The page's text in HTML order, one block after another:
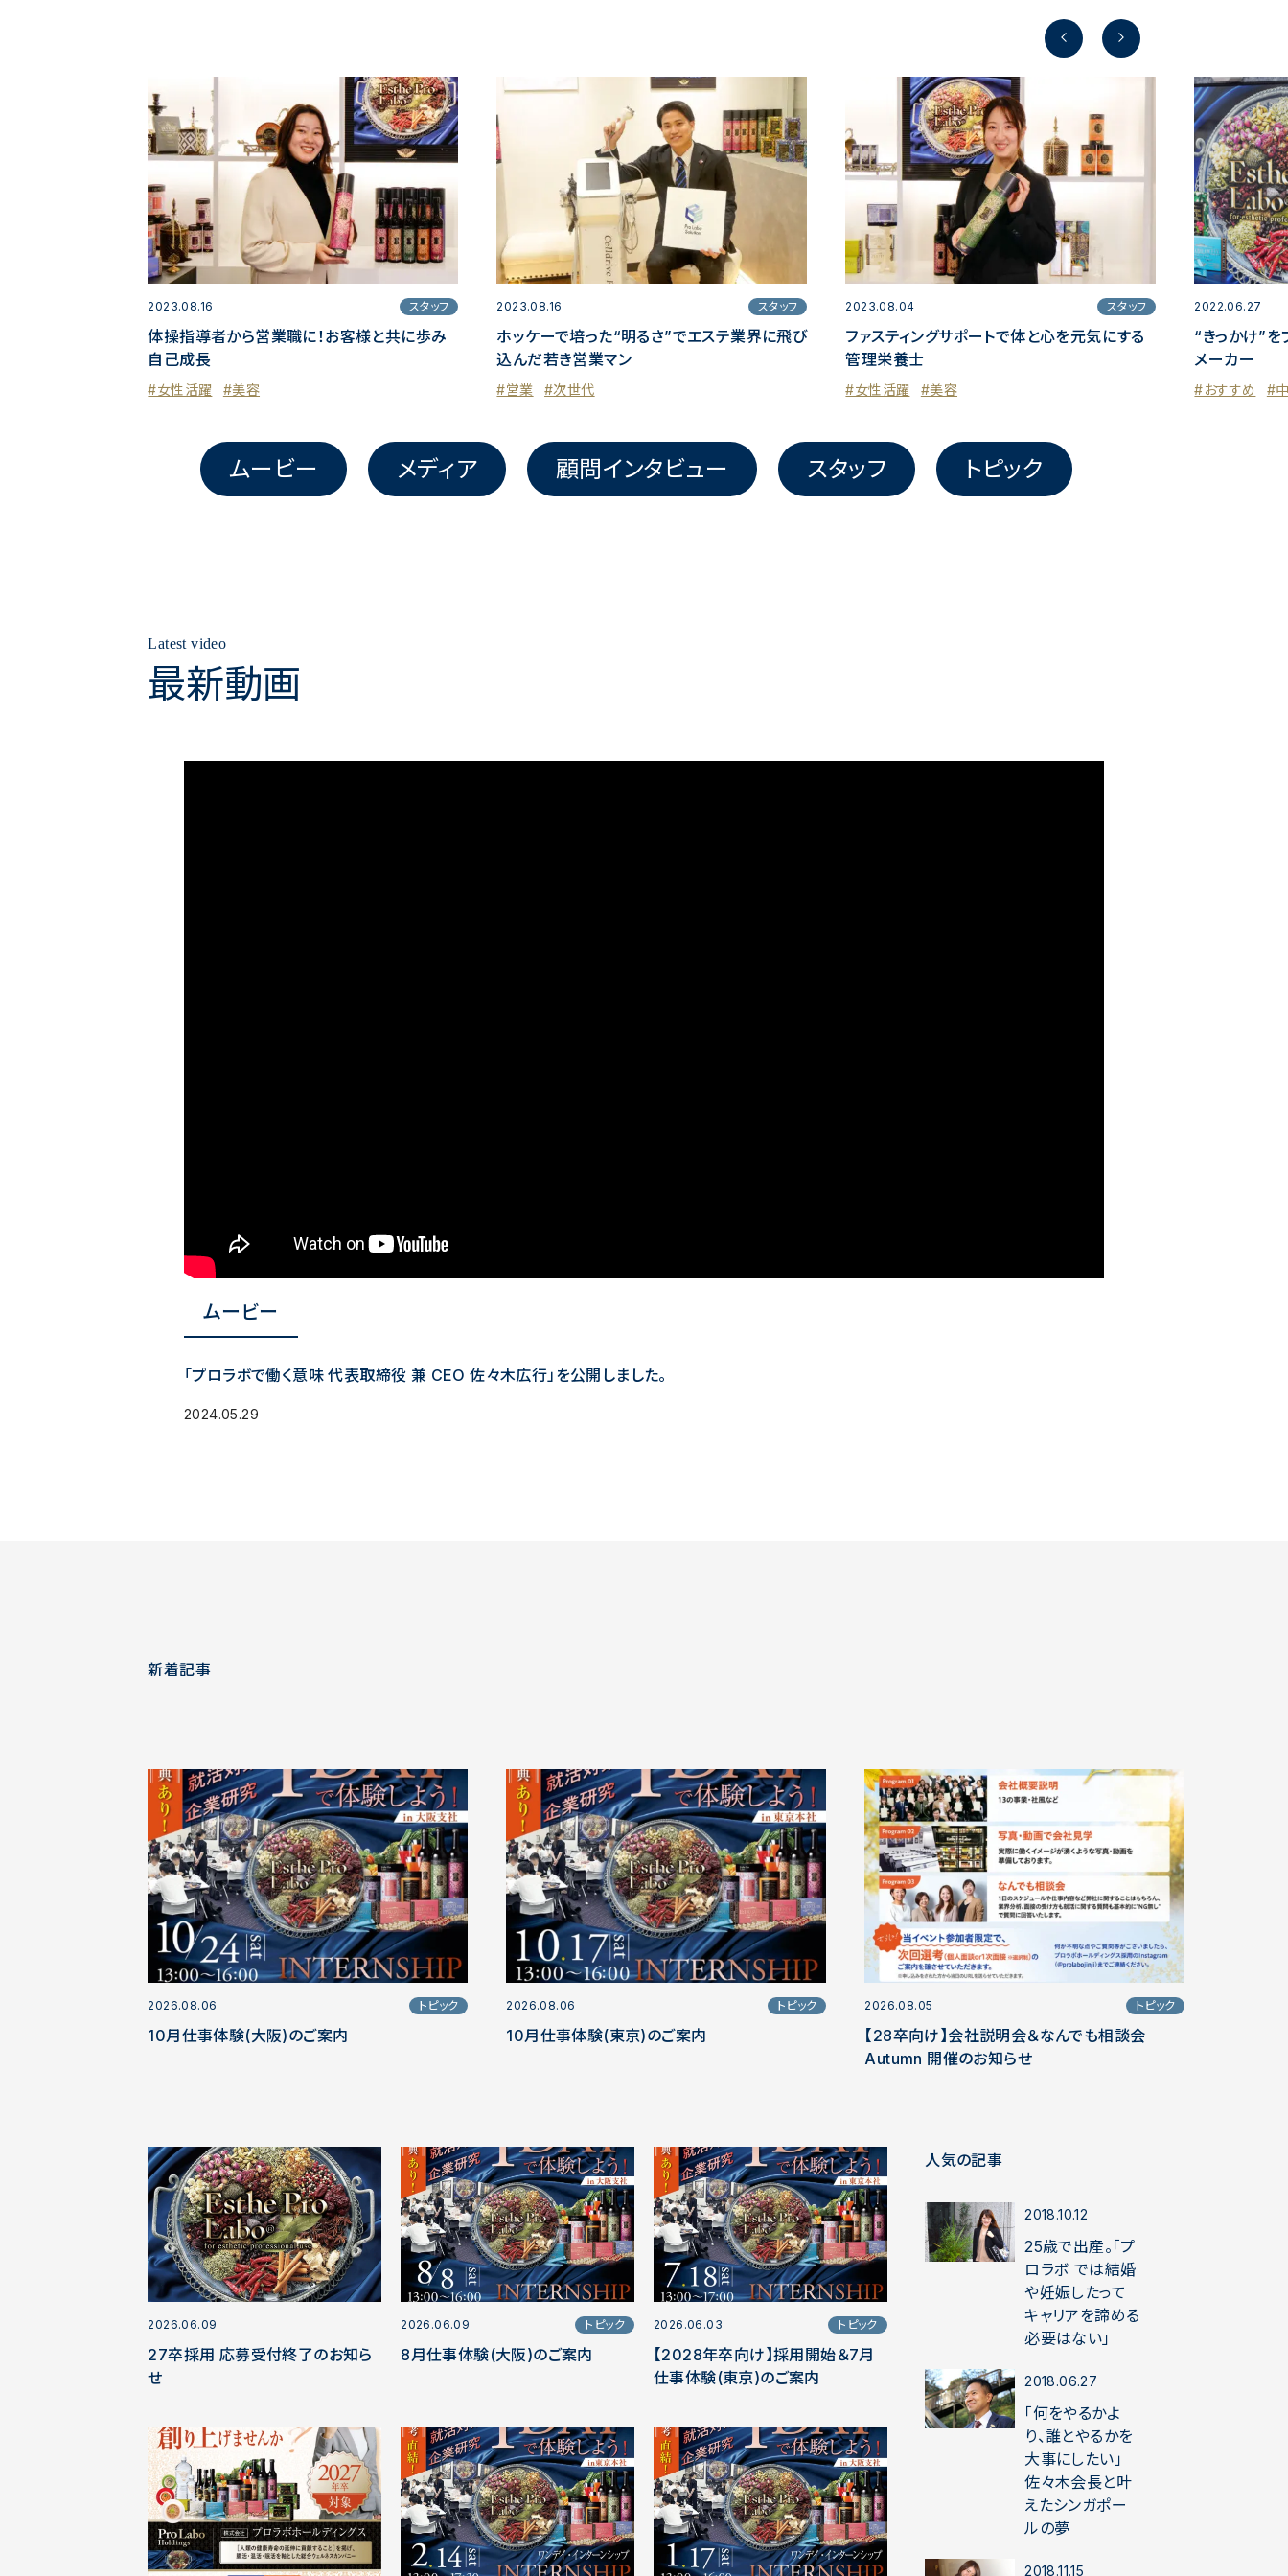
2023.08.16 スタッフ
体操指導者から営業職に！お客様と共に歩み
自己成長
#女性活躍 #美容
2023.08.16 スタッフ
ホッケーで培った“明るさ”でエステ業界に飛び
込んだ若き営業マン
#営業 #次世代
2023.08.04 スタッフ
ファスティングサポートで体と心を元気にする
管理栄養士
#女性活躍 #美容
2022.06.27
“きっかけ”を
メーカー
#おすすめ #
ムービー メディア 顧問インタビュー スタッフ トピック
Latest video
最新動画
ムービー
「プロラボで働く意味 代表取締役 兼 CEO 佐々木広行」を公開しました。
2024.05.29
新着記事
2026.08.06 トピック
10月仕事体験(大阪)のご案内
2026.08.06 トピック
10月仕事体験(東京)のご案内
2026.08.05 トピック
【28卒向け】会社説明会＆なんでも相談会
Autumn 開催のお知らせ
2026.06.09
27卒採用 応募受付終了のお知ら
せ
2026.06.09 トピック
8月仕事体験(大阪)のご案内
2026.06.03 トピック
【2028年卒向け】採用開始＆7月
仕事体験(東京)のご案内
人気の記事
2018.10.12
25歳で出産。「プ
ロラボ では結婚
や妊娠したって
キャリアを諦める
必要はない」
2018.06.27
「何をやるかよ
り、誰とやるかを
大事にしたい」
佐々木会長と叶
えたシンガポー
ルの夢
2018.11.15